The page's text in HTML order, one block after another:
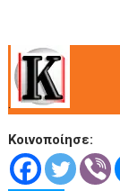
.
Κοινοποίησε: